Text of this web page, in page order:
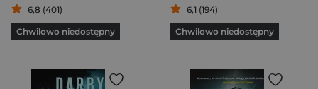
6,8 (401)
Chwilowo niedostępny
6,1 (194)
Chwilowo niedostępny